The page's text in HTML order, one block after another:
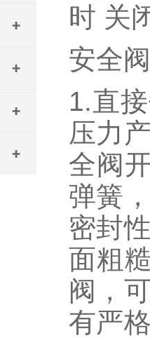
时 关
安全
1.直
压力
全阀
弹簧
密封
面粗
阀，
有严